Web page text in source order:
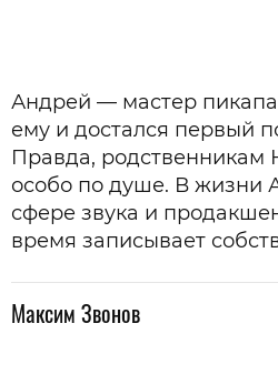
Андрей — мастер
ему и достался первый
Правда, родственникам
особо по душе. В жизни
сфере звука и
время записывает
Максим Звонов